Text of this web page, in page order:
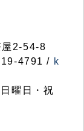
2-54-8
4791 / k
曜日・祝